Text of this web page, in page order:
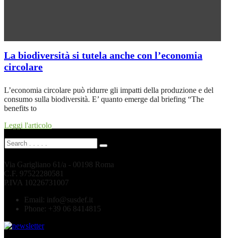
La biodiversità si tutela anche con l’economia
circolare
L’economia circolare può ridurre gli impatti della produzione e del
consumo sulla biodiversità. E’ quanto emerge dal briefing “The
benefits to
Leggi l'articolo
Via Garigliano 61/a - 00198 Roma
C.F. 97522280581
P.IVA 10226731007
Email: info@susdef.it
Phone: +39 06 8414815